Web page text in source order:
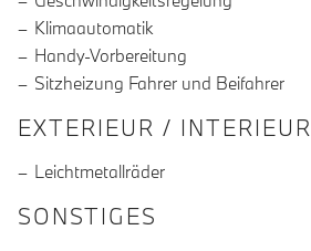
Klimaautomatik
Handy-Vorbereitung
Sitzheizung Fahrer und Beifahrer
EXTERIEUR / INTERIEUR
Leichtmetallräder
SONSTIGES